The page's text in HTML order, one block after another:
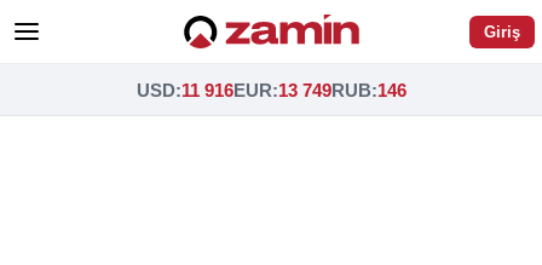
Giriş
USD:11 916EUR:13 749RUB:146